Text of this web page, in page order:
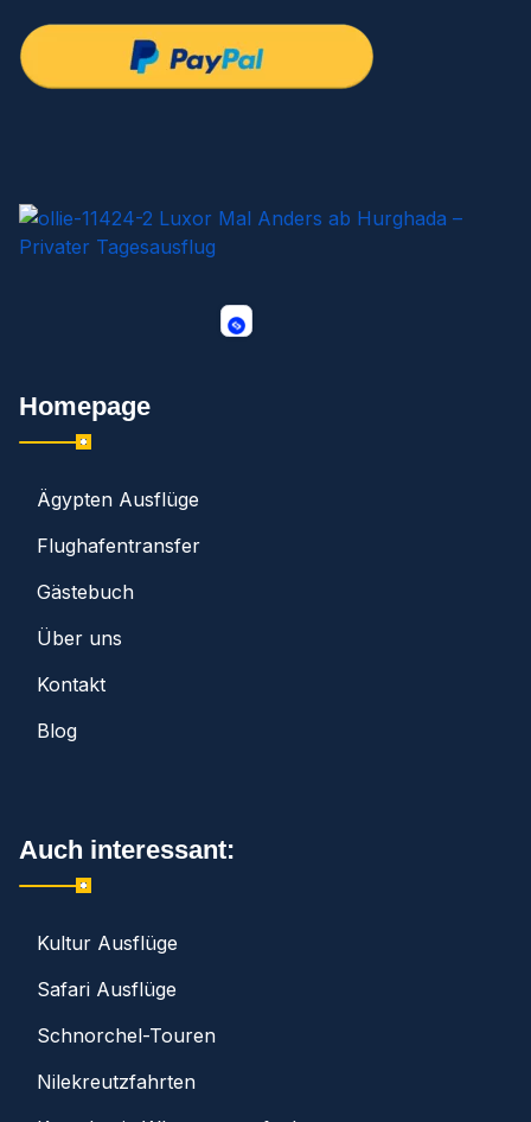
Homepage
Ägypten Ausflüge
Flughafentransfer
Gästebuch
Über uns
Kontakt
Blog
Auch interessant:
Kultur Ausflüge
Safari Ausflüge
Schnorchel-Touren
Nilekreutzfahrten